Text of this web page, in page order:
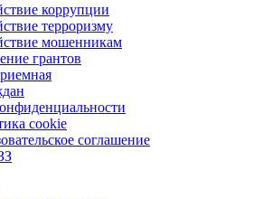
коррупции
терроризму
мошенникам
грантов
cookie
соглашение